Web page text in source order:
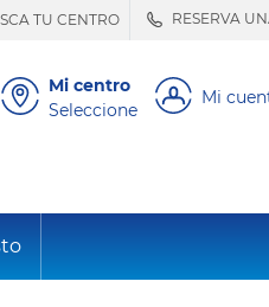
TU CENTRO RESERVA
Mi centro
Seleccione
Mi